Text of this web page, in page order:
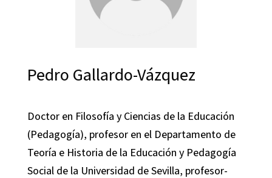
Pedro Gallardo-Vázquez
Doctor en Filosofía y Ciencias de la Educación
(Pedagogía), profesor en el Departamento de
Teoría e Historia de la Educación y Pedagogía
Social de la Universidad de Sevilla, profesor-